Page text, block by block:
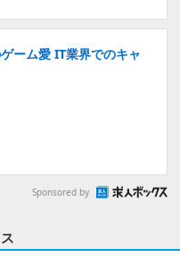
ーム愛 IT業界でのキャ
Sponsored by